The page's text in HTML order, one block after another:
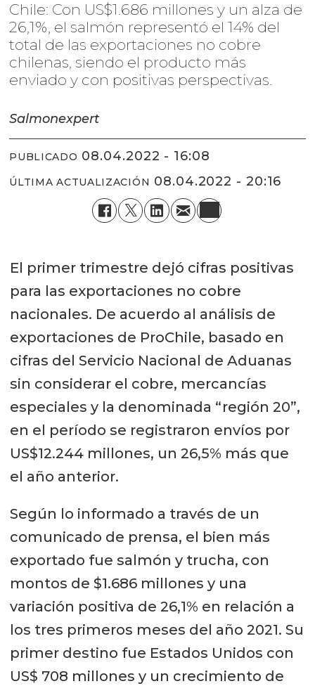
Chile: Con US$1.686 millones y un alza de
26,1%, el salmón representó el 14% del
total de las exportaciones no cobre
chilenas, siendo el producto más
enviado y con positivas perspectivas.
Salmonexpert
PUBLICADO 08.04.2022 - 16:08
ÚLTIMA ACTUALIZACIÓN 08.04.2022 - 20:16
El primer trimestre dejó cifras positivas
para las exportaciones no cobre
nacionales. De acuerdo al análisis de
exportaciones de ProChile, basado en
cifras del Servicio Nacional de Aduanas
sin considerar el cobre, mercancías
especiales y la denominada “región 20”,
en el período se registraron envíos por
US$12.244 millones, un 26,5% más que
el año anterior.
Según lo informado a través de un
comunicado de prensa, el bien más
exportado fue salmón y trucha, con
montos de $1.686 millones y una
variación positiva de 26,1% en relación a
los tres primeros meses del año 2021. Su
primer destino fue Estados Unidos con
US$ 708 millones y un crecimiento de